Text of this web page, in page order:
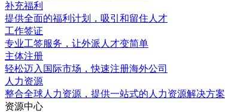
补充福利
提供全面的福利计划，吸引和留住人才
工作签证
专业工签服务，让外派人才变简单
主体注册
轻松迈入国际市场，快速注册海外公司
人力资源
整合全球人力资源，提供一站式的人力资源解决方案
资源中心